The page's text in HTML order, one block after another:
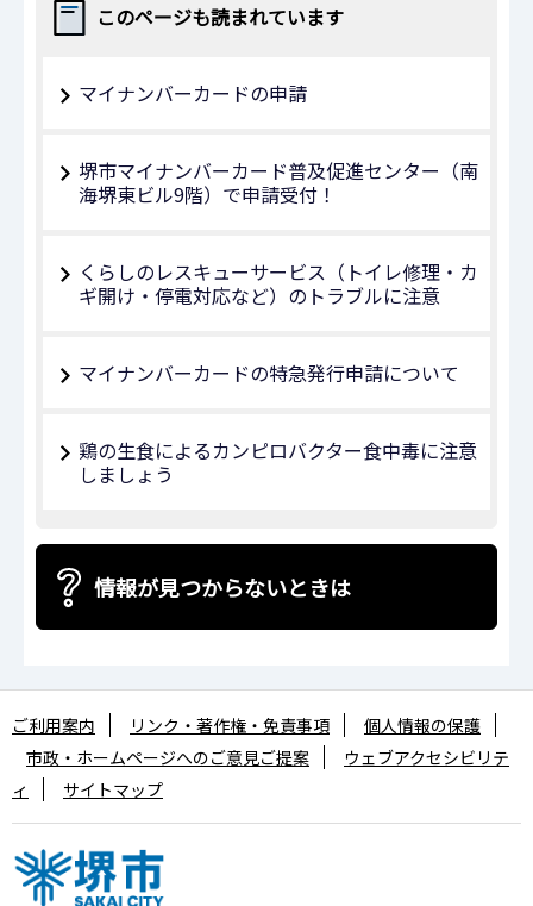
このページも読まれています
マイナンバーカードの申請
堺市マイナンバーカード普及促進センター（南
海堺東ビル9階）で申請受付！
くらしのレスキューサービス（トイレ修理・カ
ギ開け・停電対応など）のトラブルに注意
マイナンバーカードの特急発行申請について
鶏の生食によるカンピロバクター食中毒に注意
しましょう
情報が見つからないときは
ご利用案内 リンク・著作権・免責事項
個人情報の保護
市政・ホームページへのご意見ご提案
ウェブアクセシビリテ
ィ
サイトマップ